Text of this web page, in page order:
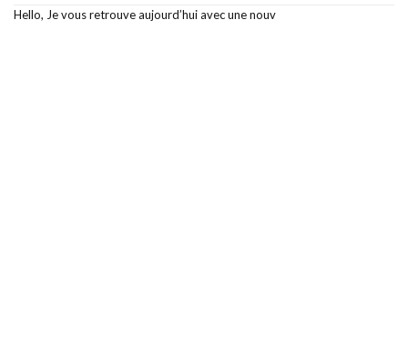
Hello, Je vous retrouve aujourd’hui avec une nouv